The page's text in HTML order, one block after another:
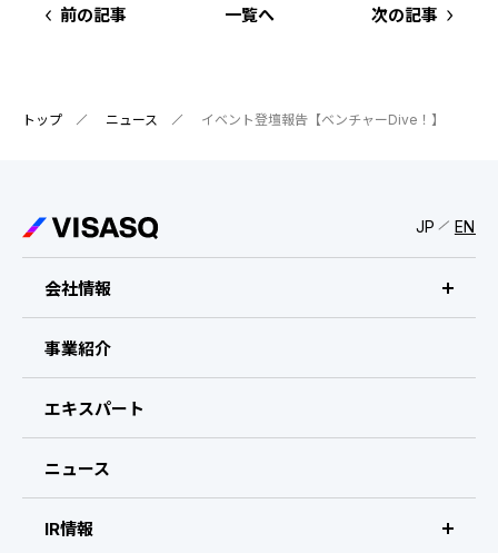
前の記事 一覧へ 次の記事
トップ ニュース イベント登壇報告【ベンチャーDive！】
JP EN
会社情報
ビザスクについて
CEOメッセージ
会社概要・拠点
事業紹介
エキスパート
ニュース
IR情報